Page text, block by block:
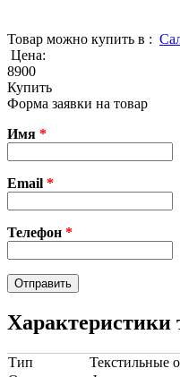
Товар можно купить в :
Цена:
8900
Купить
Форма заявки на товар
Имя *
Email *
Телефон *
Характеристики
Тип
Текстильные